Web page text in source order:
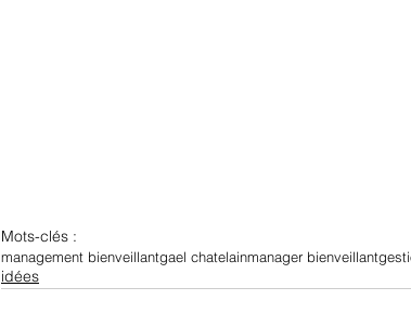
Mots-clés :
management bienveillantgael chatelainmanager bienveillant
idées